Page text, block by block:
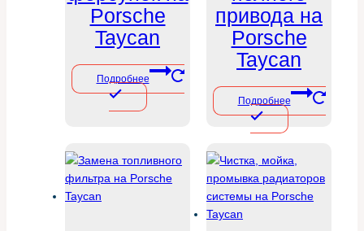
Porsche
Taycan
Подробнее
привода на
Porsche
Taycan
Подробнее